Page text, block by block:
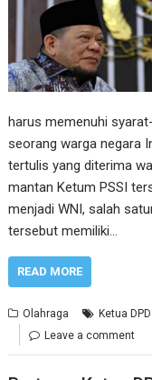
harus memenuhi
seorang warga negara
tertulis yang diterima
mantan Ketum PSSI
menjadi WNI, salah
tersebut memiliki…
READ MORE
Olahraga Ketua
Leave a comment